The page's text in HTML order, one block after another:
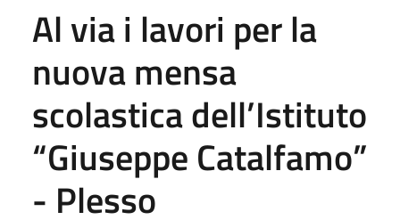
Al via i lavori per la
nuova mensa
scolastica dell’Istituto
“Giuseppe Catalfamo”
- Plesso